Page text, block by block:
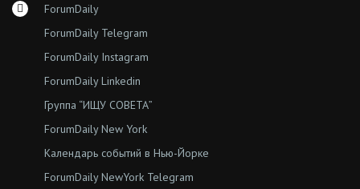
ForumDaily
ForumDaily Telegram
ForumDaily Instagram
ForumDaily Linkedin
Группа “ИЩУ СОВЕТА”
ForumDaily New York
Календарь событий в Нью-Йорке
ForumDaily NewYork Telegram